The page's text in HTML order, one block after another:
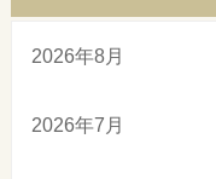
2026年8月
2026年7月